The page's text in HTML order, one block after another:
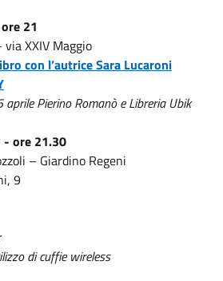
21
XXIV Maggio
con l’autrice Sara Lucaroni
Pierino Romanò e Libreria Ubik
ore 21.30
– Giardino Regeni
9
di cuffie wireless